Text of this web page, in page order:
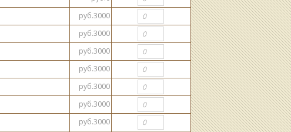
руб.3000
руб.3000
руб.3000
руб.3000
руб.3000
руб.3000
руб.3000